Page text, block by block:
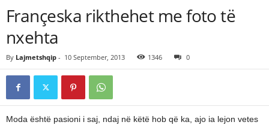
Françeska rikthehet me foto të
nxehta
By Lajmetshqip - 10 September, 2013 1346 0
Moda është pasioni i saj, ndaj në këtë hob që ka, ajo ia lejon vetes